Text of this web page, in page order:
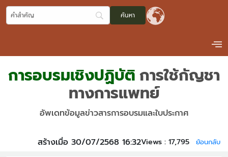
การอบรมเชิงปฏิบัติ การใช้กัญชา
ทางการแพทย์
อัพเดทข้อมูลข่าวสารการอบรมและใบประกาศ
สร้างเมื่อ 30/07/2568 16:32Views : 17,795 ย้อนกลับ